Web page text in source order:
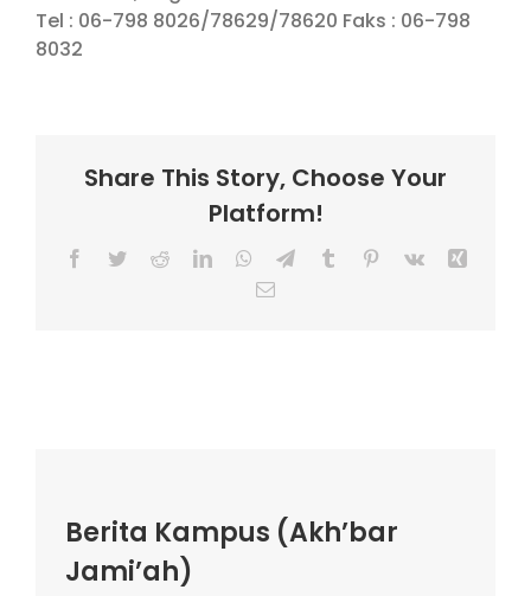
Tel : 06-798 8026/78629/78620 Faks : 06-798
8032
Share This Story, Choose Your
Platform!
Facebook
TwitterRedditLinkedInWhatsApp
TelegramTumblr Pinterest
Vk
Email
Berita Kampus (Akh’bar
Jami’ah)